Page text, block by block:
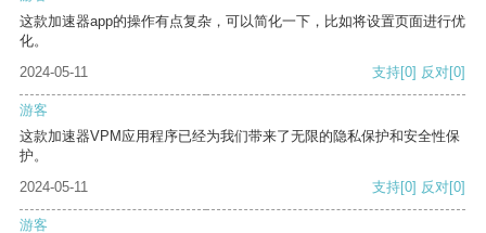
这款加速器app的操作有点复杂，可以简化一下，比如将设置页面进行优
化。
2024-05-11
支持[0] 反对[0]
游客
这款加速器VPM应用程序已经为我们带来了无限的隐私保护和安全性保
护。
2024-05-11
支持[0] 反对[0]
游客